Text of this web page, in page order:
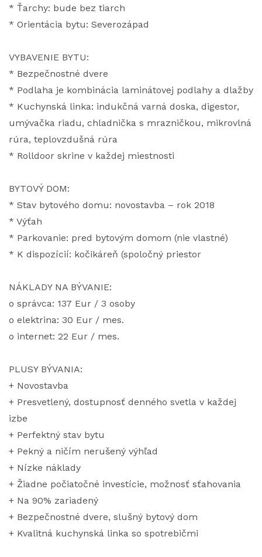
* Ťarchy: bude bez tiarch
* Orientácia bytu: Severozápad
VYBAVENIE BYTU:
* Bezpečnostné dvere
* Podlaha je kombinácia laminátovej podlahy a dlažby
* Kuchynská linka: indukčná varná doska, digestor,
umývačka riadu, chladnička s mrazničkou, mikrovlná
rúra, teplovzdušná rúra
* Rolldoor skrine v každej miestnosti
BYTOVÝ DOM:
* Stav bytového domu: novostavba – rok 2018
* Výťah
* Parkovanie: pred bytovým domom (nie vlastné)
* K dispozícií: kočikáreň (spoločný priestor
NÁKLADY NA BÝVANIE:
o správca: 137 Eur / 3 osoby
o elektrina: 30 Eur / mes.
o internet: 22 Eur / mes.
PLUSY BÝVANIA:
+ Novostavba
+ Presvetlený, dostupnosť denného svetla v každej
izbe
+ Perfektný stav bytu
+ Pekný a ničím nerušený výhľad
+ Nízke náklady
+ Žiadne počiatočné investície, možnosť sťahovania
+ Na 90% zariadený
+ Bezpečnostné dvere, slušný bytový dom
+ Kvalitná kuchynská linka so spotrebičmi